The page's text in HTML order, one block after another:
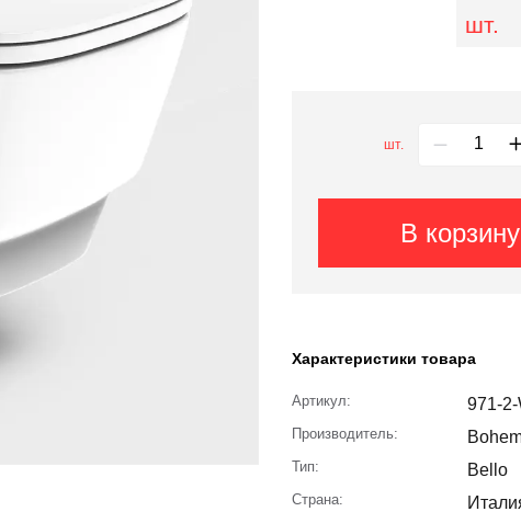
шт.
шт.
В корзину
Характеристики товара
Артикул: 971-2-
Производитель:
Тип: Bello
Страна: